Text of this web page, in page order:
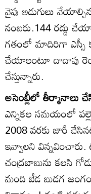
వైపు అడుగులు
నంబరు.144 రద్దు
గతంలో మాదిరిగా ఎస్సీ
చేయాలంటూ దాదాపు
చేస్తున్నారు.
అసెంబ్లీలో తీర్మానాలు
ఎన్నికల సమయంలో
2008 వరకు జారీ
ఇవ్వాలని
చంద్రబాబును కలసి
మంది బేడ బుడగ జంగం